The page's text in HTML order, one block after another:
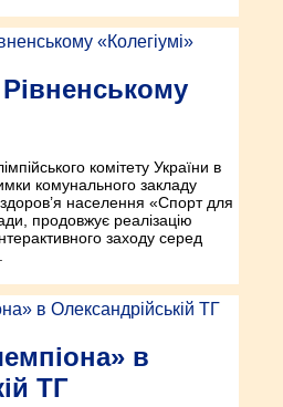
комітету України в
комунального закладу
населення «Спорт для
продовжує реалізацію
заходу серед
в
ТГ